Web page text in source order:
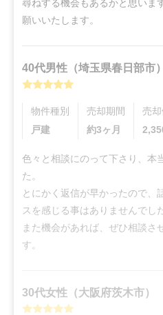
尋ねする機会もあるかと思いま
願いいたします。
40代男性 （埼玉県春日部市）
物件種別
戸建
売却期間
約3ヶ月
売
色々と相談にのって下さり、本
た。
とにかく返信が早かったので、
スを感じる事はありませんでし
また機会があれば、ぜひ相談さ
す。
30代女性 （大阪府茨木市）